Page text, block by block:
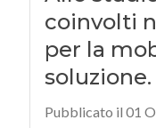
coinvolti
per la
Pubblicato il 01